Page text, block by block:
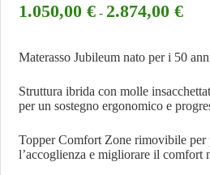
1.050,00€ - 2.874,00€
Materasso Jubileum nato per i 50
Struttura ibrida con molle
per un sostegno ergonomico e
Topper Comfort Zone rimovibile per
l’accoglienza e migliorare il comfort